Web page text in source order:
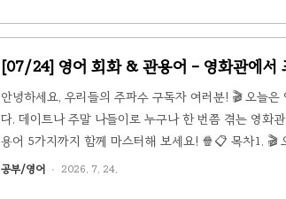
이사 소식 등을 나누는 대화 속에..
[07/24] 영어 회화 & 관용어 - 영화관에
안녕하세요, 우리들의 주파수 구독자 여러분! 🎬 오늘
다. 데이트나 주말 나들이로 누구나 한 번쯤 겪는 영화
용어 5가지까지 함께 마스터해 보세요! 🍿📋 목차1.
리3. 🗣️ 오늘의 관용어 5선4. 📝 핵심 표현 & 관용어 요
공부/영어 2026. 7. 24.